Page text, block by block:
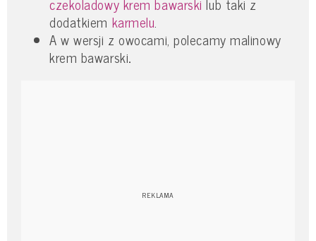
czekoladowy krem bawarski lub taki z
dodatkiem karmelu.
A w wersji z owocami, polecamy malinowy
krem bawarski.